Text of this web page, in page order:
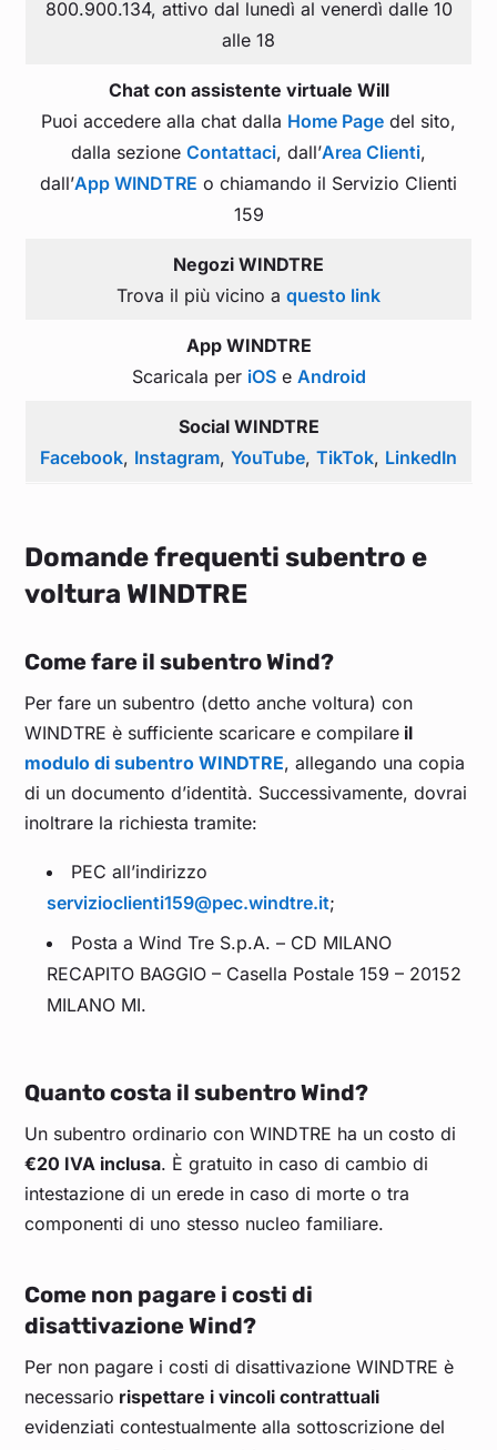
800.900.134, attivo dal lunedì al venerdì dalle 10
alle 18
Chat con assistente virtuale Will
Puoi accedere alla chat dalla Home Page del sito,
dalla sezione Contattaci, dall’Area Clienti,
dall’App WINDTRE o chiamando il Servizio Clienti
159
Negozi WINDTRE
Trova il più vicino a questo link
App WINDTRE
Scaricala per iOSe Android
Social WINDTRE
Facebook, Instagram, YouTube, TikTok, LinkedIn
Domande frequenti subentro e
voltura WINDTRE
Come fare il subentro Wind?
Per fare un subentro (detto anche voltura) con
WINDTRE è sufficiente scaricare e compilare il
modulo di subentro WINDTRE, allegando una copia
di un documento d’identità. Successivamente, dovrai
inoltrare la richiesta tramite:
PEC all’indirizzo
servizioclienti159@pec.windtre.it;
Posta a Wind Tre S.p.A. – CD MILANO
RECAPITO BAGGIO – Casella Postale 159 – 20152
MILANO MI.
Quanto costa il subentro Wind?
Un subentro ordinario con WINDTRE ha un costo di
€20 IVA inclusa. È gratuito in caso di cambio di
intestazione di un erede in caso di morte o tra
componenti di uno stesso nucleo familiare.
Come non pagare i costi di
disattivazione Wind?
Per non pagare i costi di disattivazione WINDTRE è
necessario rispettare i vincoli contrattuali
evidenziati contestualmente alla sottoscrizione del